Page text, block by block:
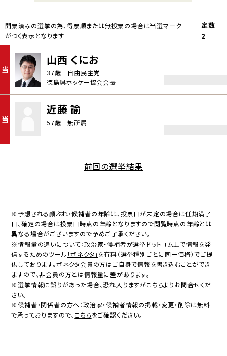
開票済みの選挙の為、得票順または無投票の場合は当選マーク
がつく表示となります
定数
2
当
山西 くにお
37歳｜自由民主党
徳島県ホッケー協会会長
当
近藤 諭
57歳｜無所属
前回の選挙結果
※予想される顔ぶれ・候補者の年齢は、投票日が未定の場合は任期満了
日、確定の場合は投票日時点の年齢となりますので閲覧時点の年齢とは
異なる場合がございますので予めご了承ください。
※情報量の違いについて：政治家・候補者が選挙ドットコム上で情報を発
信するためのツール 「ボネクタ」を有料（選挙種別ごとに同一価格）でご提
供しております。ボネクタ会員の方はご自身で情報を書き込むことができ
ますので、非会員の方とは情報量に差があります。
※選挙情報に誤りがあった場合、恐れ入りますがこちらよりお問合せくだ
さい。
※候補者・関係者の方へ：政治家・候補者情報の掲載・変更・削除は無料
で承っておりますので、 こちらをご確認ください。